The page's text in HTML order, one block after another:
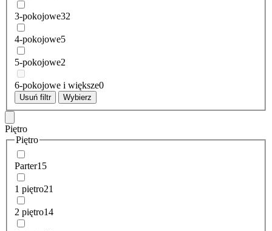
3-pokojowe32
4-pokojowe5
5-pokojowe2
6-pokojowe i większe0
Usuń filtr Wybierz
Piętro
Piętro
Parter15
1 piętro21
2 piętro14